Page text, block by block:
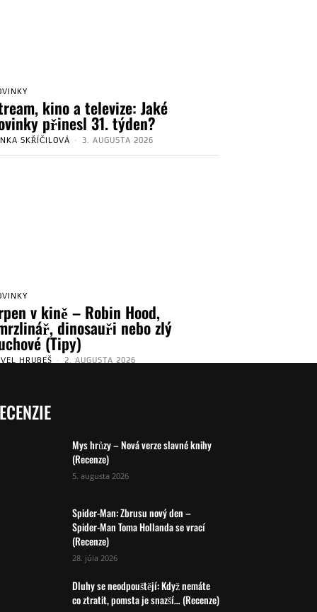
kino a televize: Jaké
přinesl 31. týden?
SKŘÍČILOVÁ - 3. AUGUSTA 2026
v kině – Robin Hood,
dinosauři nebo zlý
(Tipy)
HRUBEŠ - 2. AUGUSTA 2026
Mys hrůzy – Nová verze slavné knihy
(Recenze)
5. augusta 2026
Spider-Man: Zbrusu nový den –
Spider-Man Toma Hollanda se vrací
(Recenze)
28. júla 2026
Dluhy se neodpouštějí: Když nemáte
co ztratit, pomsta je snazší… (Recenze)